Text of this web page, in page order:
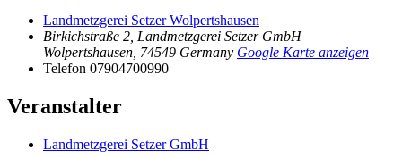
Landmetzgerei Setzer Wolpertshausen
Birkichstraße 2, Landmetzgerei Setzer GmbH
Wolpertshausen 74549 Germany Google Karte anzeigen
Telefon 07904700990
Veranstalter
Landmetzgerei Setzer GmbH